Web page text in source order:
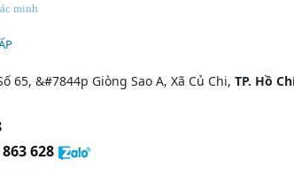
minh
65, &#7844p Giòng Sao A, Xã Củ Chi, TP. Hồ
628